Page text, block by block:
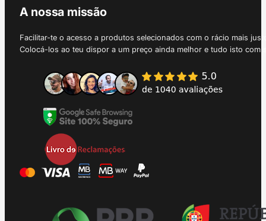
A nossa missão
Facilitar-te o acesso a produtos selecionados com o rácio mais
Colocá-los ao teu dispor a um preço ainda melhor e tudo isto